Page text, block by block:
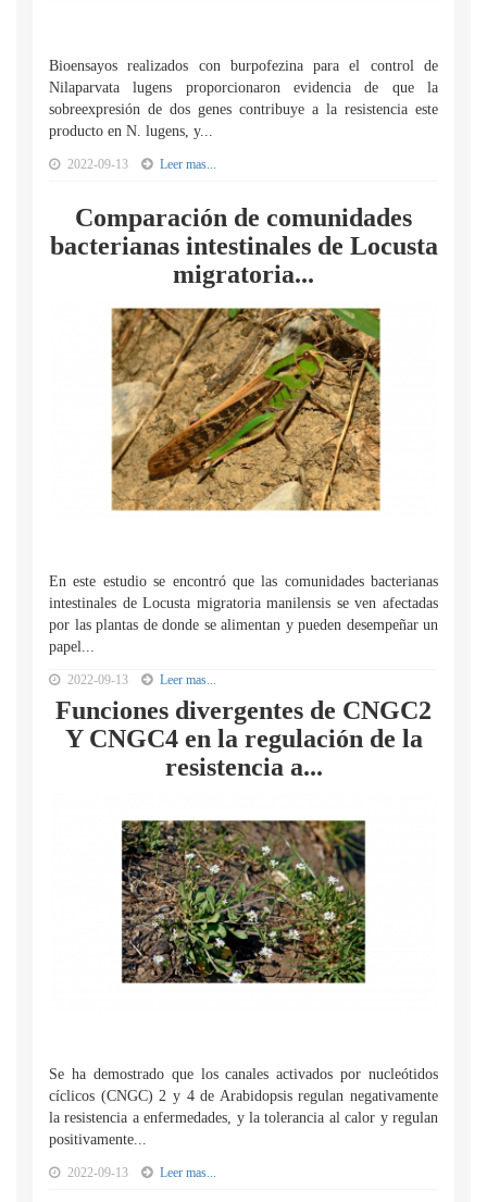
Bioensayos realizados con burpofezina para el control de
Nilaparvata lugens proporcionaron evidencia de que la
sobreexpresión de dos genes contribuye a la resistencia este
producto en N. lugens, y...
2022-09-13 Leer mas...
Comparación de comunidades
bacterianas intestinales de Locusta
migratoria...
En este estudio se encontró que las comunidades bacterianas
intestinales de Locusta migratoria manilensis se ven afectadas
por las plantas de donde se alimentan y pueden desempeñar un
papel...
2022-09-13 Leer mas...
Funciones divergentes de CNGC2
Y CNGC4 en la regulación de la
resistencia a...
Se ha demostrado que los canales activados por nucleótidos
cíclicos (CNGC) 2 y 4 de Arabidopsis regulan negativamente
la resistencia a enfermedades, y la tolerancia al calor y regulan
positivamente...
2022-09-13 Leer mas...